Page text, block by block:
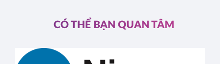
CÓ THỂ BẠN QUAN TÂM